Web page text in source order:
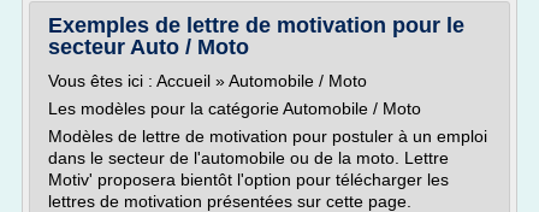
Exemples de lettre de motivation pour le
secteur Auto / Moto
Vous êtes ici : Accueil » Automobile / Moto
Les modèles pour la catégorie Automobile / Moto
Modèles de lettre de motivation pour postuler à un emploi
dans le secteur de l'automobile ou de la moto. Lettre
Motiv' proposera bientôt l'option pour télécharger les
lettres de motivation présentées sur cette page.